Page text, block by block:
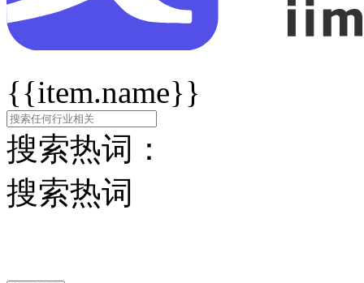
{{item.name}}
搜索热词：
搜索热词